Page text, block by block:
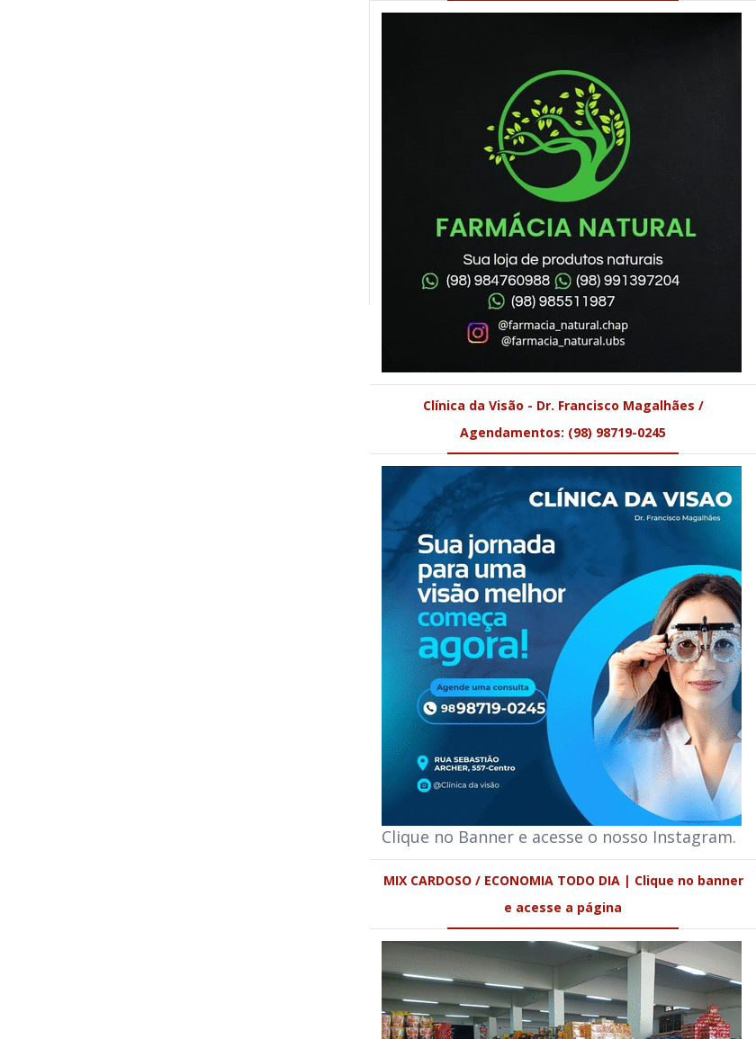
Clínica da Visão - Dr. Francisco Magalhães /
Agendamentos: (98) 98719-0245
Clique no Banner e acesse o nosso Instagram.
MIX CARDOSO / ECONOMIA TODO DIA | Clique no banner
e acesse a página